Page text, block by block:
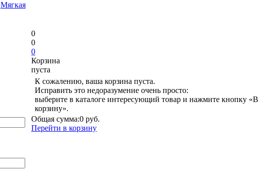
Мягкая
0
0
0
Корзина
пуста
К сожалению, ваша корзина пуста.
Исправить это недоразумение очень просто:
выберите в каталоге интересующий товар и нажмите кнопку «В
корзину».
Общая сумма:0 руб.
Перейти в корзину